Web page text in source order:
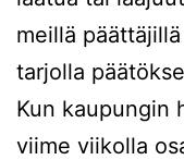
meillä
tarjolla
Kun kaupungin
viime viikolla